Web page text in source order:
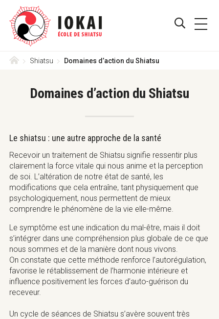
main
navigation
directement
contenu
Iokai
Shiatsu
Suisse
Shiatsu
ASCA,
RME
de
Thérapie
Complémentaire
Suisse
MENU
AccueilShiatsu Domaines d’action du Shiatsu
Domaines d’action du Shiatsu
Le shiatsu : une autre approche de la santé
Recevoir un traitement de Shiatsu signifie ressentir plus
clairement la force vitale qui nous anime et la perception
de soi. L’altération de notre état de santé, les
modifications que cela entraîne, tant physiquement que
psychologiquement, nous permettent de mieux
comprendre le phénomène de la vie elle-même.
Le symptôme est une indication du mal-être, mais il doit
s’intégrer dans une compréhension plus globale de ce que
nous sommes et de la manière dont nous vivons.
On constate que cette méthode renforce l’autorégulation,
favorise le rétablissement de l’harmonie intérieure et
influence positivement les forces d’auto-guérison du
receveur.
Un cycle de séances de Shiatsu s’avère souvent très